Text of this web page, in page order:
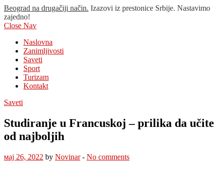
Beograd na drugačiji način. Izazovi iz prestonice Srbije. Nastavimo
zajedno!
Close Nav
Naslovna
Zanimljivosti
Saveti
Sport
Turizam
Kontakt
Saveti
Studiranje u Francuskoj – prilika da učite
od najboljih
мај 26, 2022 by Novinar- No comments